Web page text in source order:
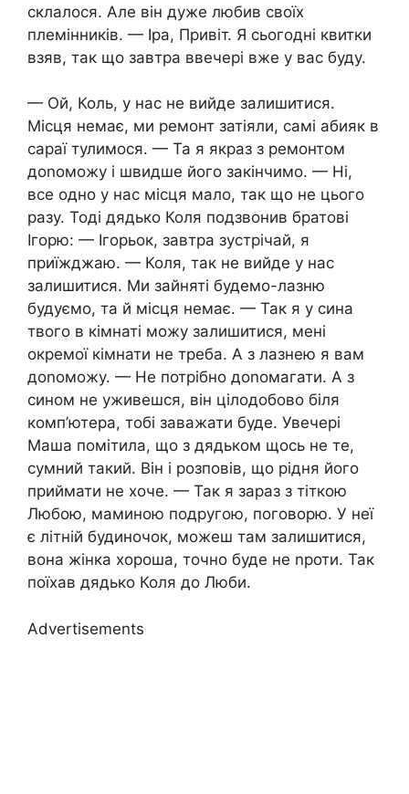
склалося. Але він дуже любив своїх
племінників. — Іра, Привіт. Я сьогодні квитки
взяв, так що завтра ввечері вже у вас буду.
— Ой, Коль, у нас не вийде залишитися.
Місця немає, ми ремонт затіяли, самі абияк в
сараї тулимося. — Та я якраз з ремонтом
доnоможу і швидше його закінчимо. — Ні,
все одно у нас місця мало, так що не цього
разу. Тоді дядько Коля подзвонив братові
Ігорю: — Ігорьок, завтра зустрічай, я
приїжджаю. — Коля, так не вийде у нас
залишитися. Ми зайняті будемо-лазню
будуємо, та й місця немає. — Так я у сина
твого в кімнаті можу залишитися, мені
окремої кімнати не треба. А з лазнею я вам
доnоможу. — Не потрібно доnомагати. А з
сином не уживешся, він цілодобово біля
комп’ютера, тобі заважати буде. Увечері
Маша помітила, що з дядьком щось не те,
сумний такий. Він і розповів, що рідня його
приймати не хоче. — Так я зараз з тіткою
Любою, маминою подругою, поговорю. У неї
є літній будиночок, можеш там залишитися,
вона жінка хороша, точно буде не nроти. Так
поїхав дядько Коля до Люби.
Advertisements